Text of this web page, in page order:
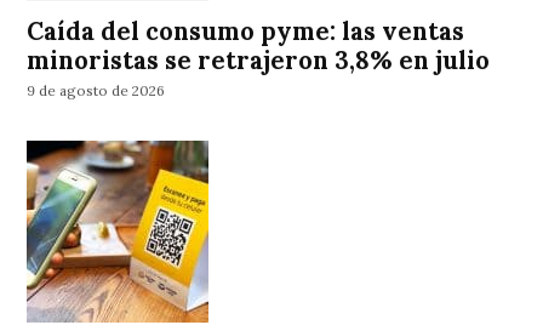
Caída del consumo pyme: las ventas
minoristas se retrajeron 3,8% en julio
9 de agosto de 2026